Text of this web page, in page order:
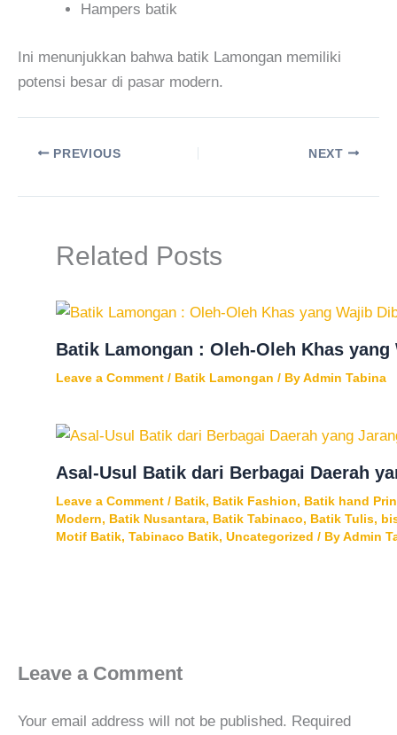
Hampers batik
Ini menunjukkan bahwa batik Lamongan memiliki
potensi besar di pasar modern.
PREVIOUS NEXT
Related Posts
Batik Lamongan : Oleh-Oleh Khas yang
Leave a Comment / Batik Lamongan / ByAdmin Tabina
Asal-Usul Batik dari Berbagai Daerah
Leave a Comment / Batik, Batik Fashion, Batik hand
Modern, Batik Nusantara, Batik Tabinaco, Batik Tulis,
Motif Batik, Tabinaco Batik, Uncategorized / ByAdmin
Leave a Comment
Your email address will not be published. Required